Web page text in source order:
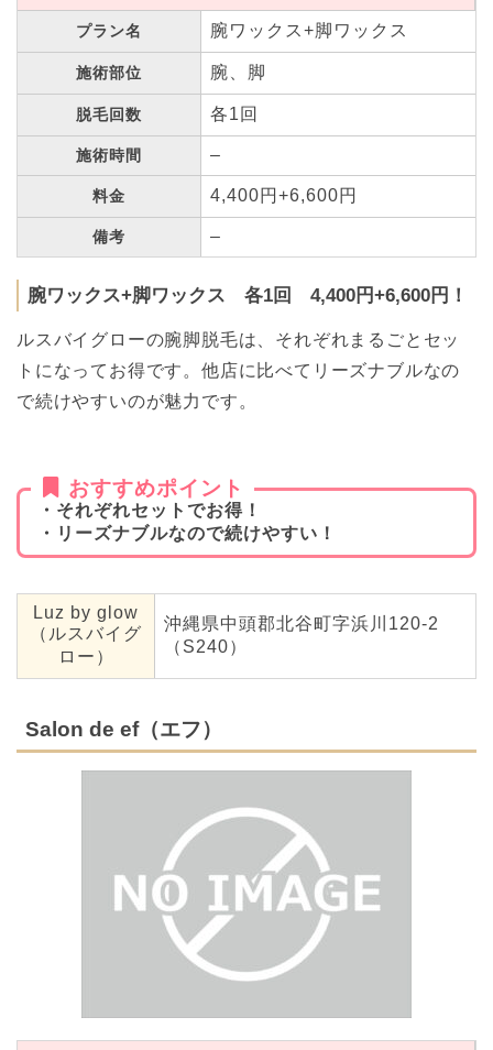
プラン名 腕ワックス+脚ワックス
施術部位 腕、脚
脱毛回数 各1回
施術時間 –
料金 4,400円+6,600円
備考 –
腕ワックス+脚ワックス 各1回 4,400円+6,600円！
ルスバイグローの腕脚脱毛は、それぞれまるごとセッ
トになってお得です。他店に比べてリーズナブルなの
で続けやすいのが魅力です。
おすすめポイント
・それぞれセットでお得！
・リーズナブルなので続けやすい！
Luz by glow
（ルスバイグ
ロー）
沖縄県中頭郡北谷町字浜川120-2
（S240）
Salon de ef（エフ）